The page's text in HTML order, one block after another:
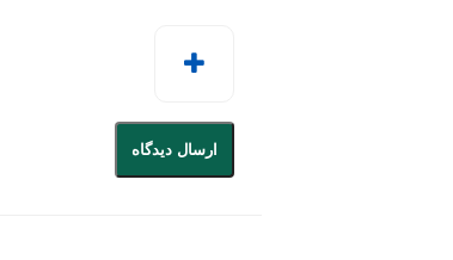
ارسال دیدگاه